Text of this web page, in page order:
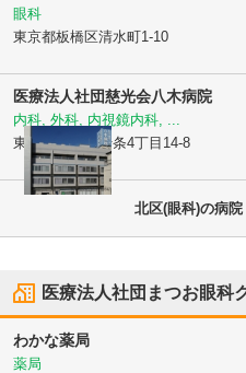
眼科
東京都板橋区清水町1-10
医療法人社団慈光会八木病院
内科, 外科, 内視鏡内科, ...
東京都北区東十条4丁目14-8
北区(眼科)の病
医療法人社団まつお眼科
わかな薬局
薬局